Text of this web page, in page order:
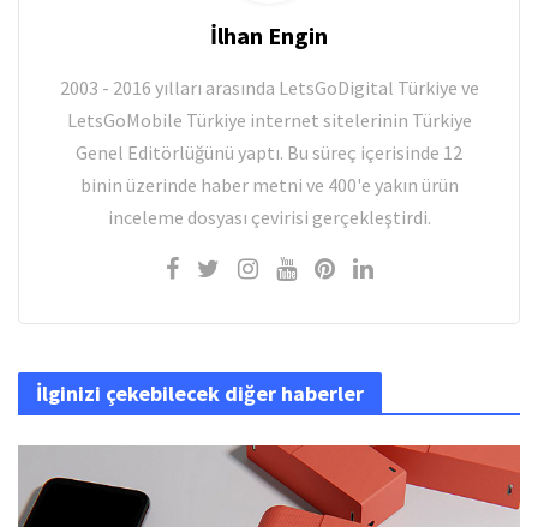
İlhan Engin
2003 - 2016 yılları arasında LetsGoDigital Türkiye ve
LetsGoMobile Türkiye internet sitelerinin Türkiye
Genel Editörlüğünü yaptı. Bu süreç içerisinde 12
binin üzerinde haber metni ve 400'e yakın ürün
inceleme dosyası çevirisi gerçekleştirdi.
İlginizi çekebilecek diğer haberler